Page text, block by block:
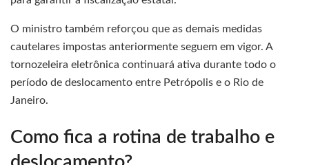
O ministro também reforçou que as demais medidas
cautelares impostas anteriormente seguem em vigor. A
tornozeleira eletrônica continuará ativa durante todo o
período de deslocamento entre Petrópolis e o Rio de
Janeiro.
Como fica a rotina de trabalho e